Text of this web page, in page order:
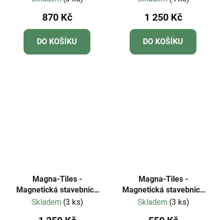
870 Kč
DO KOŠÍKU
1 250 Kč
DO KOŠÍKU
Magna-Tiles -
Magnetická stavebnice
Puppy Park 27 dílů
Skladem (3 ks)
Magna-Tiles -
Magnetická stavebnice
Cat Tree 13 dílů
Skladem (3 ks)